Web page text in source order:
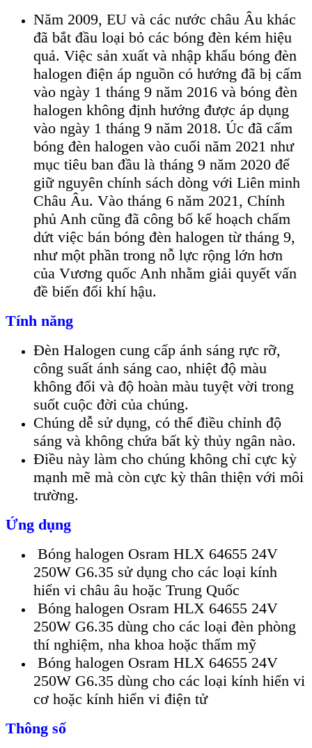
Năm 2009, EU và các nước châu Âu khác
đã bắt đầu loại bỏ các bóng đèn kém hiệu
quả. Việc sản xuất và nhập khẩu bóng đèn
halogen điện áp nguồn có hướng đã bị cấm
vào ngày 1 tháng 9 năm 2016 và bóng đèn
halogen không định hướng được áp dụng
vào ngày 1 tháng 9 năm 2018. Úc đã cấm
bóng đèn halogen vào cuối năm 2021 như
mục tiêu ban đầu là tháng 9 năm 2020 để
giữ nguyên chính sách dòng với Liên minh
Châu Âu. Vào tháng 6 năm 2021, Chính
phủ Anh cũng đã công bố kế hoạch chấm
dứt việc bán bóng đèn halogen từ tháng 9,
như một phần trong nỗ lực rộng lớn hơn
của Vương quốc Anh nhằm giải quyết vấn
đề biến đổi khí hậu.
Tính năng
Đèn Halogen cung cấp ánh sáng rực rỡ,
công suất ánh sáng cao, nhiệt độ màu
không đổi và độ hoàn màu tuyệt vời trong
suốt cuộc đời của chúng.
Chúng dễ sử dụng, có thể điều chỉnh độ
sáng và không chứa bất kỳ thủy ngân nào.
Điều này làm cho chúng không chỉ cực kỳ
mạnh mẽ mà còn cực kỳ thân thiện với môi
trường.
Ứng dụng
Bóng halogen Osram HLX 64655 24V
250W G6.35 sử dụng cho các loại kính
hiển vi châu âu hoặc Trung Quốc
Bóng halogen Osram HLX 64655 24V
250W G6.35 dùng cho các loại đèn phòng
thí nghiệm, nha khoa hoặc thẩm mỹ
Bóng halogen Osram HLX 64655 24V
250W G6.35 dùng cho các loại kính hiển vi
cơ hoặc kính hiển vi điện tử
Thông số